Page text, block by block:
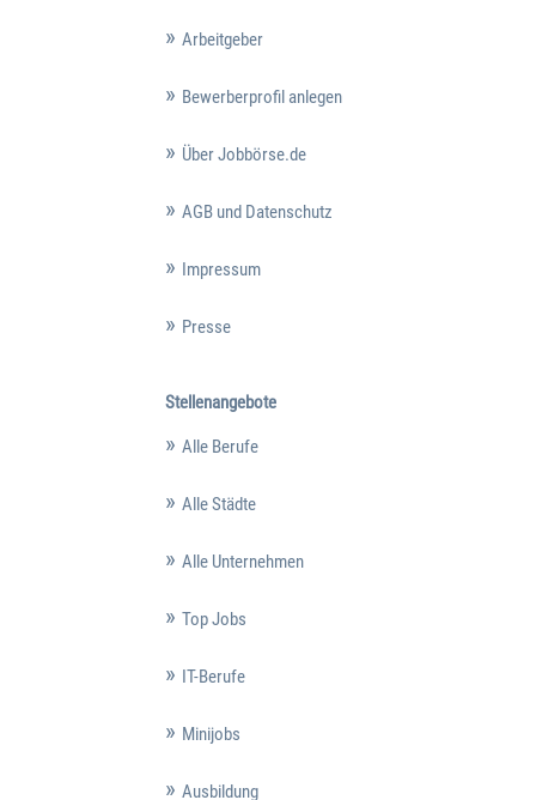
Arbeitgeber
Bewerberprofil anlegen
Über Jobbörse.de
AGB und Datenschutz
Impressum
Presse
Stellenangebote
Alle Berufe
Alle Städte
Alle Unternehmen
Top Jobs
IT-Berufe
Minijobs
Ausbildung